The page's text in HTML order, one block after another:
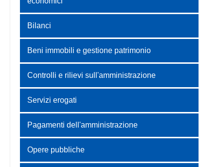
Bilanci
Beni immobili e gestione patrimonio
Controlli e rilievi sull'amministrazione
Servizi erogati
Pagamenti dell'amministrazione
Opere pubbliche